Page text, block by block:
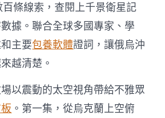
條線索，查閱上千景衛星記
據。聯合全球多國專家、學
主要包養軟體證詞，讓俄烏沖
越清楚。
以震動的太空視角帶給不雅眾
。第一集，從烏克蘭上空俯